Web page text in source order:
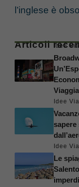
l’inglese è
Articoli Idee
Idee
sapere
Idee
Le